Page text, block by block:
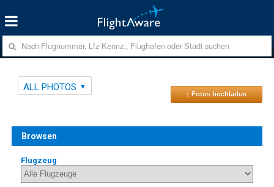
ALL PHOTOS
↑ Fotos hochladen
Browsen
Flugzeug